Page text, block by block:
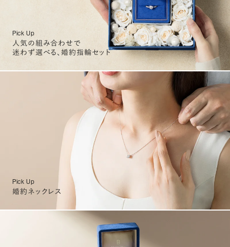
Pick Up
人気の組み合わせで
迷わず選べる、婚約指輪セット
Pick Up
婚約ネックレス